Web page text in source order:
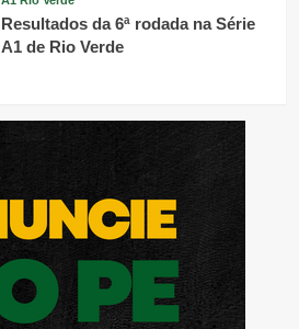
Resultados da 6ª rodada na Série
A1 de Rio Verde